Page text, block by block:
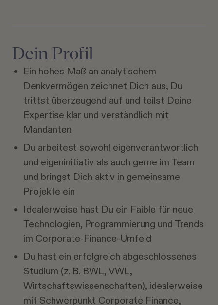
Dein Profil
Ein hohes Maß an analytischem
Denkvermögen zeichnet Dich aus, Du
trittst überzeugend auf und teilst Deine
Expertise klar und verständlich mit
Mandanten
Du arbeitest sowohl eigenverantwortlich
und eigeninitiativ als auch gerne im Team
und bringst Dich aktiv in gemeinsame
Projekte ein
Idealerweise hast Du ein Faible für neue
Technologien, Programmierung und Trends
im Corporate-Finance-Umfeld
Du hast ein erfolgreich abgeschlossenes
Studium (z. B. BWL, VWL,
Wirtschaftswissenschaften), idealerweise
mit Schwerpunkt Corporate Finance,